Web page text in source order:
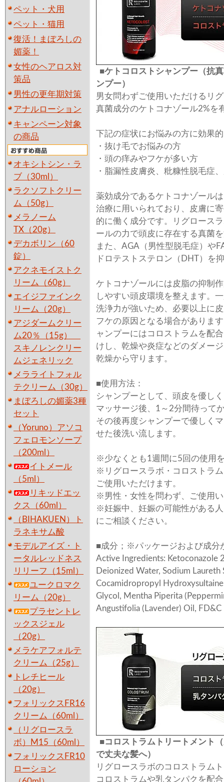
ペット・犬用
ペット・猫用
復活！まぼろしの
媚薬！
女性のヘアロス対
策品
男性の更年期対策
アナルローション
キャンペーン対象
の商品
オキシトシン・ラ
ブ（30ml）
ラクソフトクリー
ム（50g）
メラノーム
TX（20g）
デカボリン（60
錠）
アクネモイストク
リーム（60g）
エイジファインク
リーム（20g）
アジダームクリー
ム20％（15g）
スキノレンクリー
ムジェネリック
メラライトフォル
テクリーム（30g）
まぼろしの媚薬3種
セット
（Yoruno）アソコ
フェロモンソープ
（200ml）
イトメール
（5ml）
リキッドエッ
クス（60ml）
（BIHAKUEN）ト
ラネキサム酸
モデルアイズ・ト
ータルレッドネス
リリーフ（15ml）
ユークロマク
リーム（20g）
プラセントレ
ックスジェル
（20g）
メラケアフォルテ
クリーム（25g）
トレチヒール
（20g）
フォリックスFR16
クリーム（60ml）
（リグロースラ
ボ）M15（60ml）
フォリックスFR10
ローション
■ケトコロストシャンプー（抗
ンプー）
男女問わずご使用いただけるリ
真菌成分のケトコナゾール2%を
下記の症状にお悩みの方に効果
・抜け毛でお悩みの方
・頭の痒みやフケが多い方
・脂漏性皮膚炎、粃糠性脱毛症
薬効成分であるケトコナゾール
治療に用いられており、皮膚に
的に働く成分です。リグロース
ールの力で頭皮に存在する真菌
また、AGA（男性型脱毛症）や
ドロテストステロン（DHT）を
ケトコナゾールには皮脂の抑制
しやすい頭皮環境を整えます。
洗浄力が強いため、必要以上に
フケの原因となる場合がありま
ャンプーにはコロストラムを配
けし、乾燥や炎症などのダメー
乾燥から守ります。
■使用方法：
シャンプーとして、頭皮を優し
マッサージ後、1～2分間待って
その後再度シャンプーで優しく
せた後洗い流します。
※少なくとも1週間に5回の使用
※リグロースラボ・コロストラ
ご使用いただけます。
※男性・女性を問わず、ご使用
※妊娠中、妊娠の可能性がある
にご相談ください。
■成分；※パッケージおよび成
Active Ingredients: Ketoconazole
Deionized Water, Sodium
Cocamidropropyl
Glycol, Mentha Piperita
Angustifolia (Lavender) Oil,
■コロストラムトリートメント
で丈夫な髪へ）
リグロースラボのコロストラム
コロストラムや乳タンパクを配